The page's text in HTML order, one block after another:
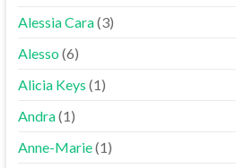
Alessia Cara(3)
Alesso(6)
Alicia Keys (1)
Andra(1)
Anne-Marie(1)